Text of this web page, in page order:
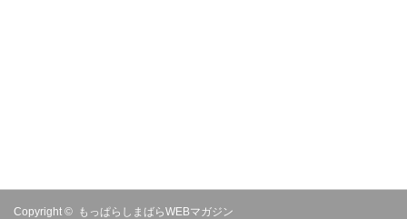
Copyright © もっぱらしまばらWEBマガジン